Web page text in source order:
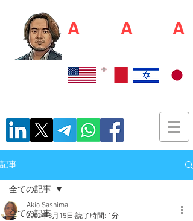
A A A
記事
全ての記事
全ての記事
Akio Sashima
2002年8月15日 読了時間: 1分